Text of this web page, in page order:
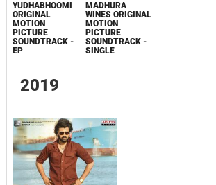
YUDHABHOOMI
ORIGINAL
MOTION
PICTURE
SOUNDTRACK -
EP
MADHURA
WINES ORIGINAL
MOTION
PICTURE
SOUNDTRACK -
SINGLE
2019